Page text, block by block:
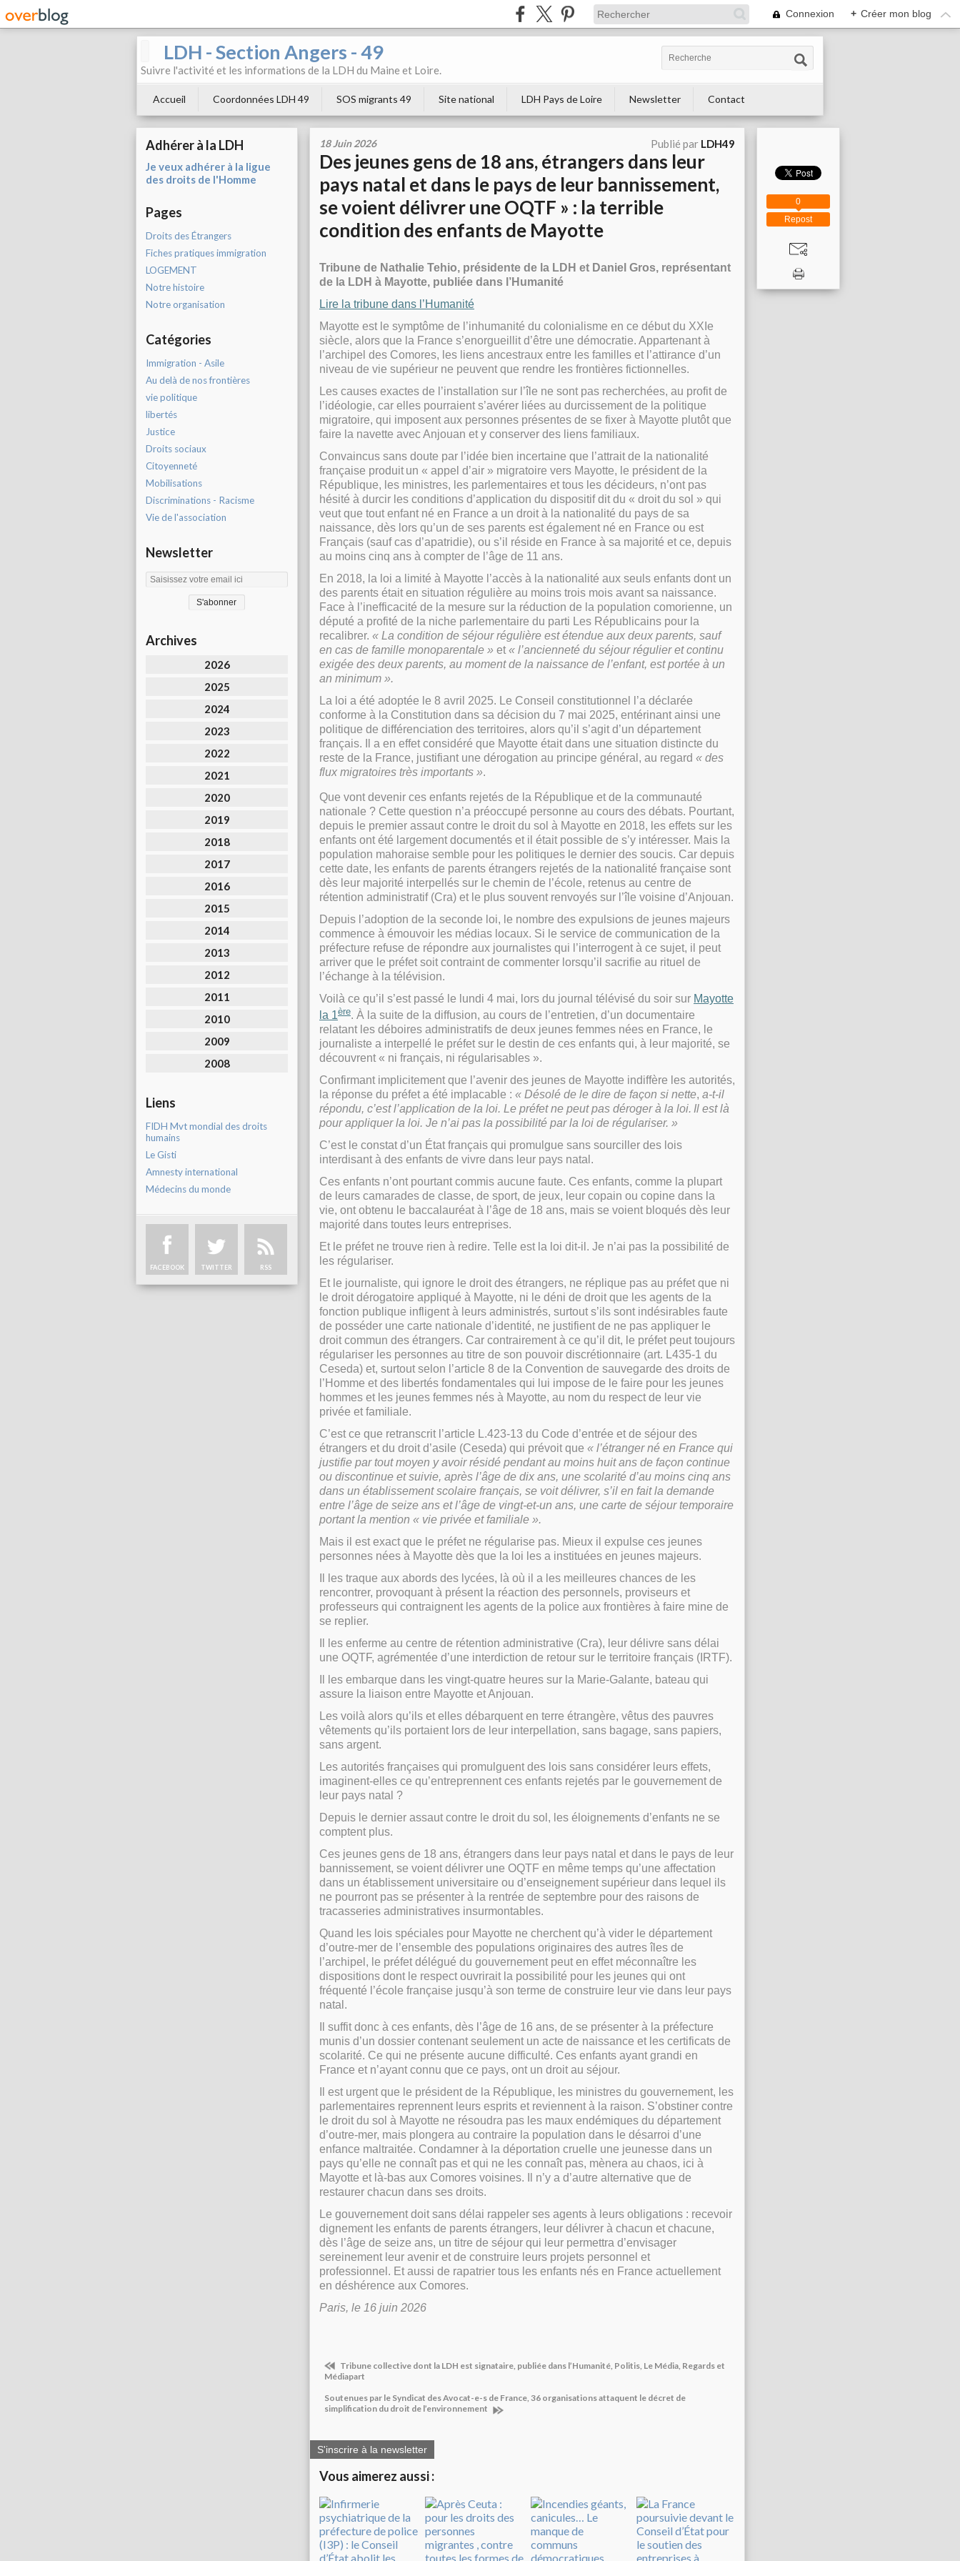
Connexion + Créer mon blog
LDH - Section Angers - 49
Suivre l'activité et les informations de la LDH du Maine et Loire.
Accueil Coordonnées LDH 49 SOS migrants 49 Site national LDH Pays de Loire Newsletter Contact
Adhérer à la LDH
Je veux adhérer à la ligue
des droits de l'Homme
Pages
Droits des Étrangers
Fiches pratiques immigration
LOGEMENT
Notre histoire
Notre organisation
Catégories
Immigration - Asile
Au delà de nos frontières
vie politique
libertés
Justice
Droits sociaux
Citoyenneté
Mobilisations
Discriminations - Racisme
Vie de l'association
Newsletter
Archives
2026
2025
2024
2023
2022
2021
2020
2019
2018
2017
2016
2015
2014
2013
2012
2011
2010
2009
2008
Liens
FIDH Mvt mondial des droits
humains
Le Gisti
Amnesty international
Médecins du monde
FACEBOOK TWITTER RSS
18 Juin 2026 Publié par LDH49
Des jeunes gens de 18 ans, étrangers dans leur
pays natal et dans le pays de leur bannissement,
se voient délivrer une OQTF » : la terrible
condition des enfants de Mayotte
Tribune de Nathalie Tehio, présidente de la LDH et Daniel Gros, représentant
de la LDH à Mayotte, publiée dans l’Humanité
Lire la tribune dans l’Humanité
Mayotte est le symptôme de l’inhumanité du colonialisme en ce début du XXIe
siècle, alors que la France s’enorgueillit d’être une démocratie. Appartenant à
l’archipel des Comores, les liens ancestraux entre les familles et l’attirance d’un
niveau de vie supérieur ne peuvent que rendre les frontières fictionnelles.
Les causes exactes de l’installation sur l’île ne sont pas recherchées, au profit de
l’idéologie, car elles pourraient s’avérer liées au durcissement de la politique
migratoire, qui imposent aux personnes présentes de se fixer à Mayotte plutôt que
faire la navette avec Anjouan et y conserver des liens familiaux.
Convaincus sans doute par l’idée bien incertaine que l’attrait de la nationalité
française produit un « appel d’air » migratoire vers Mayotte, le président de la
République, les ministres, les parlementaires et tous les décideurs, n’ont pas
hésité à durcir les conditions d’application du dispositif dit du « droit du sol » qui
veut que tout enfant né en France a un droit à la nationalité du pays de sa
naissance, dès lors qu’un de ses parents est également né en France ou est
Français (sauf cas d’apatridie), ou s’il réside en France à sa majorité et ce, depuis
au moins cinq ans à compter de l’âge de 11 ans.
En 2018, la loi a limité à Mayotte l’accès à la nationalité aux seuls enfants dont un
des parents était en situation régulière au moins trois mois avant sa naissance.
Face à l’inefficacité de la mesure sur la réduction de la population comorienne, un
député a profité de la niche parlementaire du parti Les Républicains pour la
recalibrer. « La condition de séjour régulière est étendue aux deux parents, sauf
en cas de famille monoparentale » et « l’ancienneté du séjour régulier et continu
exigée des deux parents, au moment de la naissance de l’enfant, est portée à un
an minimum ».
La loi a été adoptée le 8 avril 2025. Le Conseil constitutionnel l’a déclarée
conforme à la Constitution dans sa décision du 7 mai 2025, entérinant ainsi une
politique de différenciation des territoires, alors qu’il s’agit d’un département
français. Il a en effet considéré que Mayotte était dans une situation distincte du
reste de la France, justifiant une dérogation au principe général, au regard « des
flux migratoires très importants ».
Que vont devenir ces enfants rejetés de la République et de la communauté
nationale ? Cette question n’a préoccupé personne au cours des débats. Pourtant,
depuis le premier assaut contre le droit du sol à Mayotte en 2018, les effets sur les
enfants ont été largement documentés et il était possible de s’y intéresser. Mais la
population mahoraise semble pour les politiques le dernier des soucis. Car depuis
cette date, les enfants de parents étrangers rejetés de la nationalité française sont
dès leur majorité interpellés sur le chemin de l’école, retenus au centre de
rétention administratif (Cra) et le plus souvent renvoyés sur l’île voisine d’Anjouan.
Depuis l’adoption de la seconde loi, le nombre des expulsions de jeunes majeurs
commence à émouvoir les médias locaux. Si le service de communication de la
préfecture refuse de répondre aux journalistes qui l’interrogent à ce sujet, il peut
arriver que le préfet soit contraint de commenter lorsqu’il sacrifie au rituel de
l’échange à la télévision.
Voilà ce qu’il s’est passé le lundi 4 mai, lors du journal télévisé du soir sur Mayotte
la 1ère. À la suite de la diffusion, au cours de l’entretien, d’un documentaire
relatant les déboires administratifs de deux jeunes femmes nées en France, le
journaliste a interpellé le préfet sur le destin de ces enfants qui, à leur majorité, se
découvrent « ni français, ni régularisables ».
Confirmant implicitement que l’avenir des jeunes de Mayotte indiffère les autorités,
la réponse du préfet a été implacable : « Désolé de le dire de façon si nette, a-t-il
répondu, c’est l’application de la loi. Le préfet ne peut pas déroger à la loi. Il est là
pour appliquer la loi. Je n’ai pas la possibilité par la loi de régulariser. »
C’est le constat d’un État français qui promulgue sans sourciller des lois
interdisant à des enfants de vivre dans leur pays natal.
Ces enfants n’ont pourtant commis aucune faute. Ces enfants, comme la plupart
de leurs camarades de classe, de sport, de jeux, leur copain ou copine dans la
vie, ont obtenu le baccalauréat à l’âge de 18 ans, mais se voient bloqués dès leur
majorité dans toutes leurs entreprises.
Et le préfet ne trouve rien à redire. Telle est la loi dit-il. Je n’ai pas la possibilité de
les régulariser.
Et le journaliste, qui ignore le droit des étrangers, ne réplique pas au préfet que ni
le droit dérogatoire appliqué à Mayotte, ni le déni de droit que les agents de la
fonction publique infligent à leurs administrés, surtout s’ils sont indésirables faute
de posséder une carte nationale d’identité, ne justifient de ne pas appliquer le
droit commun des étrangers. Car contrairement à ce qu’il dit, le préfet peut toujours
régulariser les personnes au titre de son pouvoir discrétionnaire (art. L435-1 du
Ceseda) et, surtout selon l’article 8 de la Convention de sauvegarde des droits de
l’Homme et des libertés fondamentales qui lui impose de le faire pour les jeunes
hommes et les jeunes femmes nés à Mayotte, au nom du respect de leur vie
privée et familiale.
C’est ce que retranscrit l’article L.423-13 du Code d’entrée et de séjour des
étrangers et du droit d’asile (Ceseda) qui prévoit que « l’étranger né en France qui
justifie par tout moyen y avoir résidé pendant au moins huit ans de façon continue
ou discontinue et suivie, après l’âge de dix ans, une scolarité d’au moins cinq ans
dans un établissement scolaire français, se voit délivrer, s’il en fait la demande
entre l’âge de seize ans et l’âge de vingt-et-un ans, une carte de séjour temporaire
portant la mention « vie privée et familiale ».
Mais il est exact que le préfet ne régularise pas. Mieux il expulse ces jeunes
personnes nées à Mayotte dès que la loi les a instituées en jeunes majeurs.
Il les traque aux abords des lycées, là où il a les meilleures chances de les
rencontrer, provoquant à présent la réaction des personnels, proviseurs et
professeurs qui contraignent les agents de la police aux frontières à faire mine de
se replier.
Il les enferme au centre de rétention administrative (Cra), leur délivre sans délai
une OQTF, agrémentée d’une interdiction de retour sur le territoire français (IRTF).
Il les embarque dans les vingt-quatre heures sur la Marie-Galante, bateau qui
assure la liaison entre Mayotte et Anjouan.
Les voilà alors qu’ils et elles débarquent en terre étrangère, vêtus des pauvres
vêtements qu’ils portaient lors de leur interpellation, sans bagage, sans papiers,
sans argent.
Les autorités françaises qui promulguent des lois sans considérer leurs effets,
imaginent-elles ce qu’entreprennent ces enfants rejetés par le gouvernement de
leur pays natal ?
Depuis le dernier assaut contre le droit du sol, les éloignements d’enfants ne se
comptent plus.
Ces jeunes gens de 18 ans, étrangers dans leur pays natal et dans le pays de leur
bannissement, se voient délivrer une OQTF en même temps qu’une affectation
dans un établissement universitaire ou d’enseignement supérieur dans lequel ils
ne pourront pas se présenter à la rentrée de septembre pour des raisons de
tracasseries administratives insurmontables.
Quand les lois spéciales pour Mayotte ne cherchent qu’à vider le département
d’outre-mer de l’ensemble des populations originaires des autres îles de
l’archipel, le préfet délégué du gouvernement peut en effet méconnaître les
dispositions dont le respect ouvrirait la possibilité pour les jeunes qui ont
fréquenté l’école française jusqu’à son terme de construire leur vie dans leur pays
natal.
Il suffit donc à ces enfants, dès l’âge de 16 ans, de se présenter à la préfecture
munis d’un dossier contenant seulement un acte de naissance et les certificats de
scolarité. Ce qui ne présente aucune difficulté. Ces enfants ayant grandi en
France et n’ayant connu que ce pays, ont un droit au séjour.
Il est urgent que le président de la République, les ministres du gouvernement, les
parlementaires reprennent leurs esprits et reviennent à la raison. S’obstiner contre
le droit du sol à Mayotte ne résoudra pas les maux endémiques du département
d’outre-mer, mais plongera au contraire la population dans le désarroi d’une
enfance maltraitée. Condamner à la déportation cruelle une jeunesse dans un
pays qu’elle ne connaît pas et qui ne les connaît pas, mènera au chaos, ici à
Mayotte et là-bas aux Comores voisines. Il n’y a d’autre alternative que de
restaurer chacun dans ses droits.
Le gouvernement doit sans délai rappeler ses agents à leurs obligations : recevoir
dignement les enfants de parents étrangers, leur délivrer à chacun et chacune,
dès l’âge de seize ans, un titre de séjour qui leur permettra d’envisager
sereinement leur avenir et de construire leurs projets personnel et
professionnel. Et aussi de rapatrier tous les enfants nés en France actuellement
en déshérence aux Comores.
Paris, le 16 juin 2026
Tribune collective dont la LDH est signataire, publiée dans l’Humanité, Politis, Le Média, Regards et
Médiapart
Soutenues par le Syndicat des Avocat-e-s de France, 36 organisations attaquent le décret de
simplification du droit de l’environnement
S'inscrire à la newsletter
Vous aimerez aussi :
Repost
0